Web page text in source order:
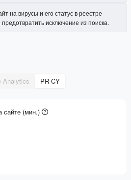
на вирусы и его статус в реестре
исключение из поиска.
Analytics PR-CY
сайте (мин.)